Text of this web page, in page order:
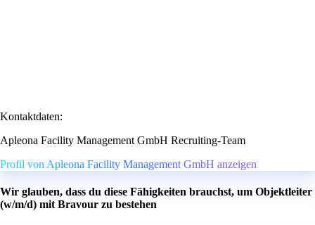
Kontaktdaten:
Apleona Facility Management GmbH Recruiting-Team
Profil von Apleona Facility Management GmbH anzeigen
Wir glauben, dass du diese Fähigkeiten brauchst, um Objektleiter
(w/m/d) mit Bravour zu bestehen